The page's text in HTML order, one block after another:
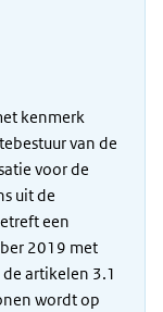
kenmerk
van de
voor de
uit de
een
2019 met
artikelen 3.1
wordt op